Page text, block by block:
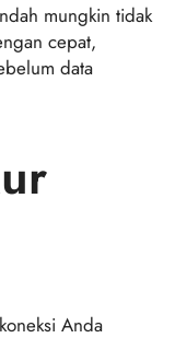
mungkin tidak
cepat,
data
Anda